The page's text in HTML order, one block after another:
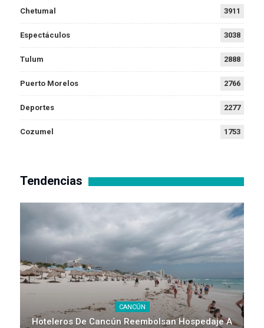
Chetumal 3911
Espectáculos 3038
Tulum 2888
Puerto Morelos 2766
Deportes 2277
Cozumel 1753
Tendencias
CANCÚN
Hoteleros De Cancún Reembolsan Hospedaje A